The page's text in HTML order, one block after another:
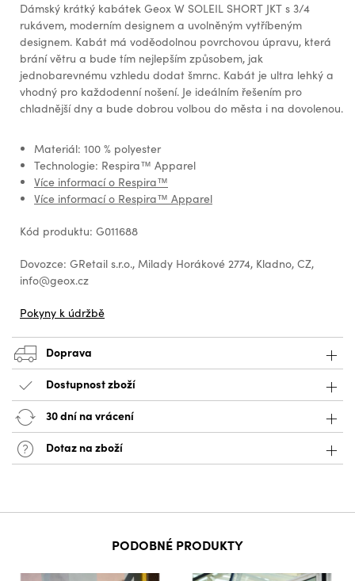
Dámský krátký kabátek Geox W SOLEIL SHORT JKT s 3/4
rukávem, moderním designem a uvolněným vytříbeným
designem. Kabát má voděodolnou povrchovou úpravu, která
brání větru a bude tím nejlepším způsobem, jak
jednobarevnému vzhledu dodat šmrnc. Kabát je ultra lehký a
vhodný pro každodenní nošení. Je ideálním řešením pro
chladnější dny a bude dobrou volbou do města i na dovolenou.
Materiál: 100 % polyester
Technologie: Respira™ Apparel
Více informací o Respira™
Více informací o Respira™ Apparel
Kód produktu: G011688
Dovozce: GRetail s.r.o., Milady Horákové 2774, Kladno, CZ,
info@geox.cz
Pokyny k údržbě
Doprava
Dostupnost zboží
30 dní na vrácení
Dotaz na zboží
PODOBNÉ PRODUKTY